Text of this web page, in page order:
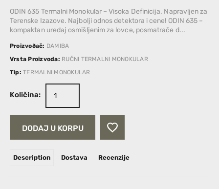
ODIN 635 Termalni Monokular – Visoka Definicija. Napravljen za
Terenske Izazove. Najbolji odnos detektora i cene! ODIN 635 –
kompaktan uređaj osmišljenim za lovce, posmatrače d...
Proizvoðač: DAMIBA
Vrsta Proizvoda: RUČNI TERMALNI MONOKULAR
Tip: TERMALNI MONOKULAR
Količina:
DODAJ U KORPU
Description Dostava Recenzije